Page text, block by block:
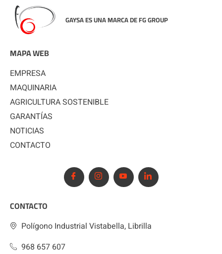
GAYSA ES UNA MARCA DE FG GROUP
MAPA WEB
EMPRESA
MAQUINARIA
AGRICULTURA SOSTENIBLE
GARANTÍAS
NOTICIAS
CONTACTO
CONTACTO
Polígono Industrial Vistabella, Librilla
968 657 607